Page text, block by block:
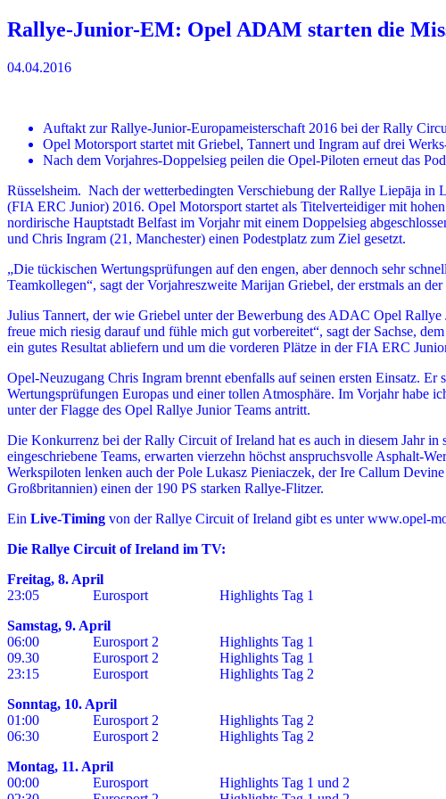
Rallye-Junior-EM: Opel ADAM starten die
04.04.2016
Auftakt zur Rallye-Junior-Europameisterschaft 2016 bei der Rally
Opel Motorsport startet mit Griebel, Tannert und Ingram auf drei
Nach dem Vorjahres-Doppelsieg peilen die Opel-Piloten erneut das
Rüsselsheim. Nach der wetterbedingten Verschiebung der Rallye Liepāja
(FIA ERC Junior) 2016. Opel Motorsport startet als Titelverteidiger mit
nordirische Hauptstadt Belfast im Vorjahr mit einem Doppelsieg
und Chris Ingram (21, Manchester) einen Podestplatz zum Ziel gesetzt.
„Die tückischen Wertungsprüfungen auf den engen, aber dennoch sehr
Teamkollegen“, sagt der Vorjahreszweite Marijan Griebel, der erstmals an
Julius Tannert, der wie Griebel unter der Bewerbung des ADAC Opel
freue mich riesig darauf und fühle mich gut vorbereitet“, sagt der Sachse,
ein gutes Resultat abliefern und um die vorderen Plätze in der FIA ERC
Opel-Neuzugang Chris Ingram brennt ebenfalls auf seinen ersten Einsatz.
Wertungsprüfungen Europas und einer tollen Atmosphäre. Im Vorjahr
unter der Flagge des Opel Rallye Junior Teams antritt.
Die Konkurrenz bei der Rally Circuit of Ireland hat es auch in diesem Jahr
eingeschriebene Teams, erwarten vierzehn höchst anspruchsvolle Asphalt-
Werkspiloten lenken auch der Pole Lukasz Pieniaczek, der Ire Callum
Großbritannien) einen der 190 PS starken Rallye-Flitzer.
Ein Live-Timing von der Rallye Circuit of Ireland gibt es unter www.opel-
Die Rallye Circuit of Ireland im TV:
Freitag, 8. April
23:05 Eurosport Highlights Tag 1
Samstag, 9. April
06:00 Eurosport 2 Highlights Tag 1
09.30 Eurosport 2 Highlights Tag 1
23:15 Eurosport Highlights Tag 2
Sonntag, 10. April
01:00 Eurosport 2 Highlights Tag 2
06:30 Eurosport 2 Highlights Tag 2
Montag, 11. April
00:00 Eurosport Highlights Tag 1 und 2